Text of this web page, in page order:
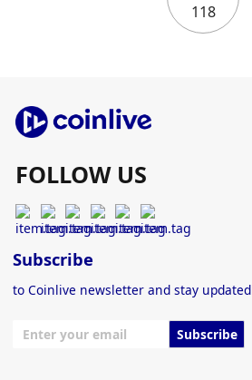
118
FOLLOW US
Subscribe
to Coinlive newsletter and stay updated
Subscribe